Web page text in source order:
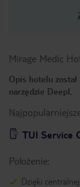
Mirage Medic
Opis hotelu
narzędzie DeepL
TUI Service
Położenie:
Dzięki